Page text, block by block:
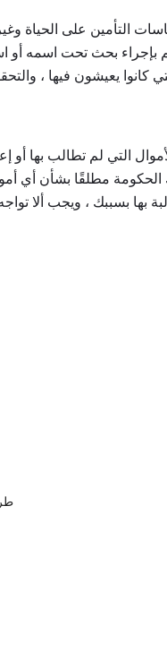
التأمين على الحياة
فقم بإجراء بحث تحت
كانوا يعيشون فيها ،
التي لم تطالب بها أو
مطلقًا بشأن أي
بها بسببك ، ويجب ألا